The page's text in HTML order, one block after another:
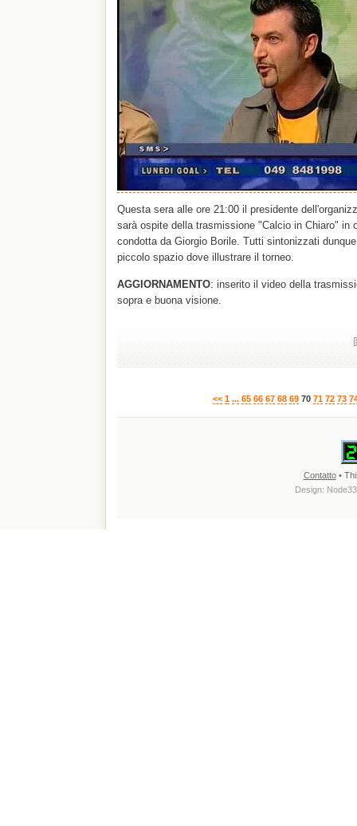
Questa sera alle ore 21:00 il presidente
sarà ospite della trasmissione "Calcio in Chiaro" in
condotta da Giorgio Borile. Tutti sintonizzati
piccolo spazio dove illustrare il torneo.
AGGIORNAMENTO: inserito il video della
sopra e buona visione.
<< 1 ... 65 66 67 68 69 70 71 72 73
Contatto•
Design: Node33